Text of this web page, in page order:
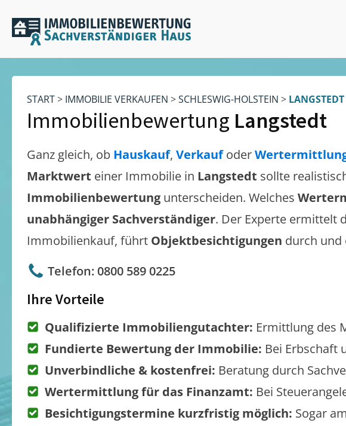
START> IMMOBILIE VERKAUFEN >SCHLESWIG-HOLSTEIN > LANGSTEDT
Immobilienbewertung Langstedt
Ganz gleich, ob Hauskauf, Verkaufoder
Marktwert einer Immobilie in Langstedt sollte
Immobilienbewertung unterscheiden. Welches
unabhängiger Sachverständiger. Der Experte ermittelt
Immobilienkauf, führt Objektbesichtigungen durch und
Telefon: 0800 589 0225
Ihre Vorteile
Qualifizierte Immobiliengutachter: Ermittlung des
Fundierte Bewertung der Immobilie: Bei Erbschaft
Unverbindliche & kostenfrei: Beratung durch
Wertermittlung für das Finanzamt: Bei
Besichtigungstermine kurzfristig möglich: Sogar